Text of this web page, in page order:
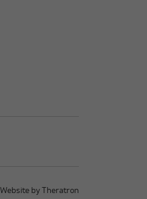
Website by Theratron